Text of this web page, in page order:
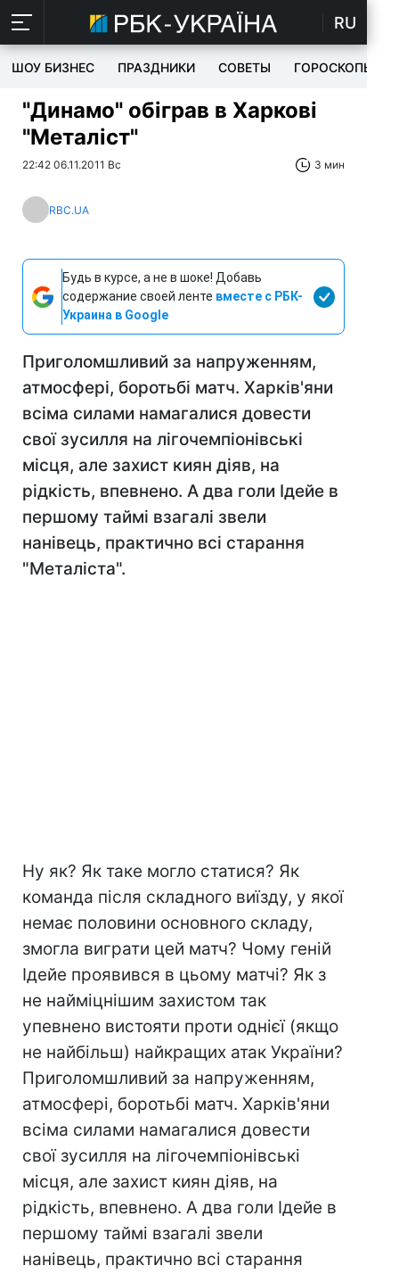
RU
ШОУ БИЗНЕС ПРАЗДНИКИ СОВЕТЫ ГОРОСКОПЫ
"Динамо" обіграв в Харкові
"Металіст"
22:42 06.11.2011 Вс 3 мин
RBC.UA
Будь в курсе, а не в шоке! Добавь
содержание своей ленте вместе с РБК-
Украина в Google
Приголомшливий за напруженням,
атмосфері, боротьбі матч. Харків'яни
всіма силами намагалися довести
свої зусилля на лігочемпіонівські
місця, але захист киян діяв, на
рідкість, впевнено. А два голи Ідейе в
першому таймі взагалі звели
нанівець, практично всі старання
"Металіста".
Ну як? Як таке могло статися? Як
команда після складного виїзду, у якої
немає половини основного складу,
змогла виграти цей матч? Чому геній
Ідейе проявився в цьому матчі? Як з
не найміцнішим захистом так
упевнено вистояти проти однієї (якщо
не найбільш) найкращих атак України?
Приголомшливий за напруженням,
атмосфері, боротьбі матч. Харків'яни
всіма силами намагалися довести
свої зусилля на лігочемпіонівські
місця, але захист киян діяв, на
рідкість, впевнено. А два голи Ідейе в
першому таймі взагалі звели
нанівець, практично всі старання